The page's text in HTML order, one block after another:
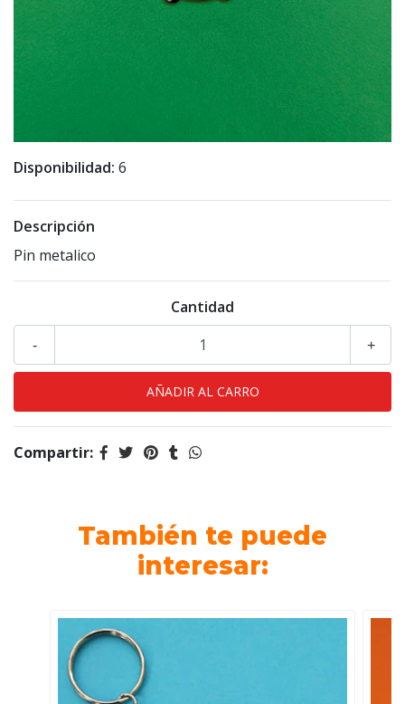
Disponibilidad: 6
Descripción
Pin metalico
Cantidad
+
-
Compartir:
También te puede
interesar: